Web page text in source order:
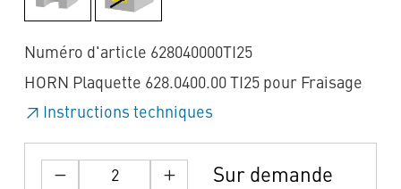
Numéro d'article 628040000TI25
HORN Plaquette 628.0400.00 TI25 pour Fraisage
Instructions techniques
Sur demande